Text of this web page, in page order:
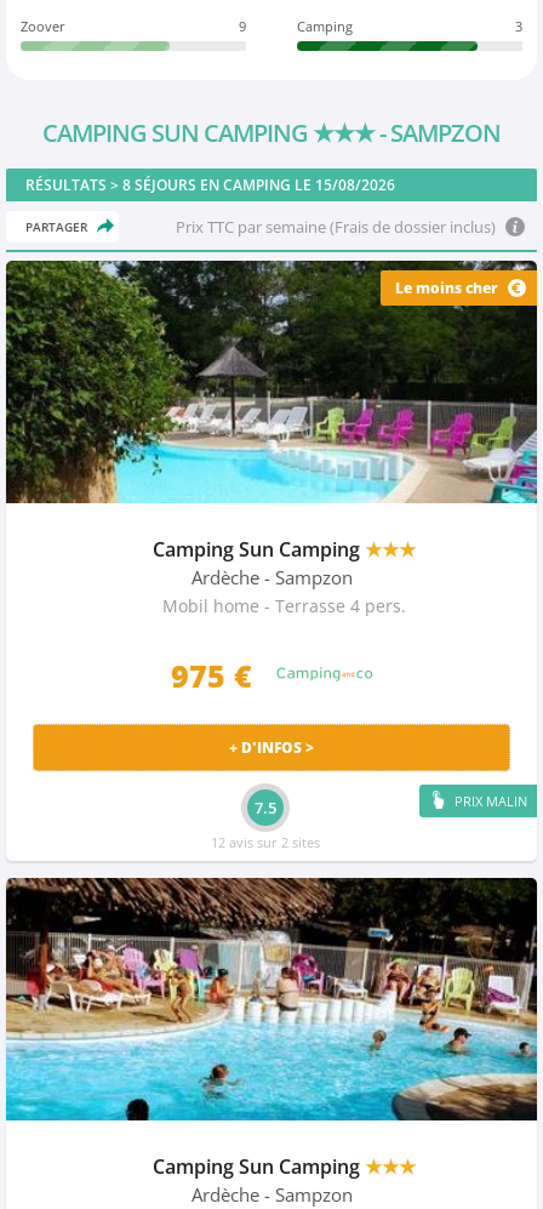
Zoover 9 Camping 3
CAMPING SUN CAMPING ★★★- SAMPZON
RÉSULTATS >8SÉJOURS EN CAMPING LE 15/08/2026
PARTAGER Prix TTC par semaine (Frais de dossier inclus)
Le moins cher
Camping Sun Camping★★★
Ardèche - Sampzon
Mobil home - Terrasse 4 pers.
975 €
PRIX MALIN
+ D'INFOS >
7.5
12 avis sur 2 sites
Camping Sun Camping★★★
Ardèche - Sampzon